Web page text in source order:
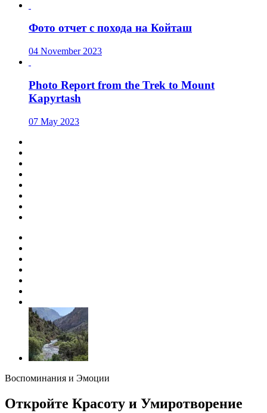
Фото отчет с похода на Койташ
04 November 2023
Photo Report from the Trek to Mount
Kapyrtash
07 May 2023
Воспоминания и Эмоции
Откройте Красоту и Умиротворение